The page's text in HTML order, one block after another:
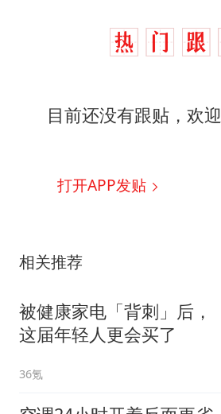
目前还没有跟贴，欢
打开APP发贴
相关推荐
被健康家电「背刺」后，
这届年轻人更会买了
36氪